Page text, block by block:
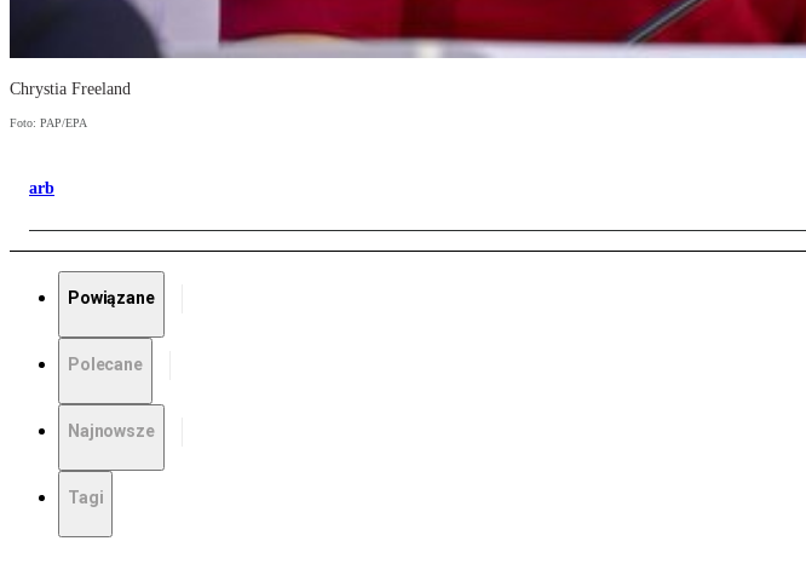
Chrystia Freeland
Foto: PAP/EPA
arb
Powiązane
Polecane
Najnowsze
Tagi